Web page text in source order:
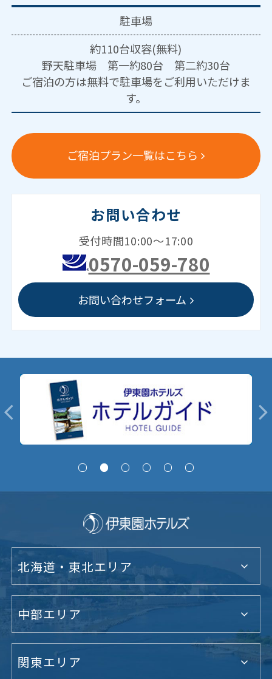
駐車場
約110台収容(無料)
野天駐車場 第一約80台 第二約30台
ご宿泊の方は無料で駐車場をご利用いただけま
す。
ご宿泊プラン一覧はこちら
お問い合わせ
受付時間10:00～17:00
0570-059-780
お問い合わせフォーム
北海道・東北エリア
中部エリア
関東エリア